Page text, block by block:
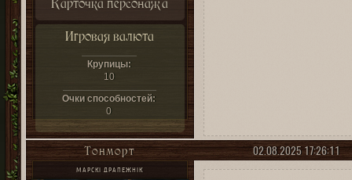
Карточка персонажа
Игровая валюта
Крупицы:
10
Очки способностей:
0
02.08.2025 17:26:11
Тонморт
МАРСКІ ДРАПЕЖНІК